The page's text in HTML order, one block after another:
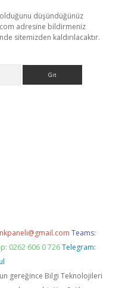
düşündüğünüz
adresine bildirmeniz
sitemizden kaldırılacaktır.
Teams:
0262 606 0 726 Telegram:
gereğince Bilgi Teknolojileri